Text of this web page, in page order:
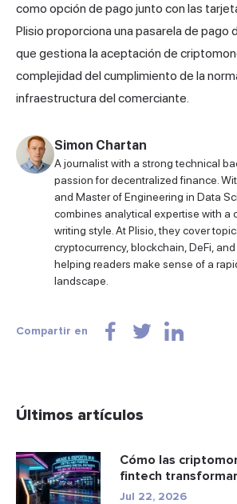
como opción de pago junto con las
Plisio proporciona una pasarela de pago
que gestiona la aceptación de
complejidad del cumplimiento de la
infraestructura del comerciante.
Simon Chartan
A journalist with a strong technical
passion for decentralized finance.
and Master of Engineering in Data
combines analytical expertise with a
writing style. At Plisio, they cover
cryptocurrency, blockchain, DeFi,
helping readers make sense of a
landscape.
Compartir en
Últimos artículos
Cómo las
fintech
e...
Jul 22, 2026